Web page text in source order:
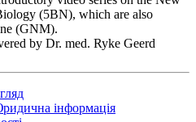
(5BN), which are also
(GNM).
by Dr. med. Ryke Geerd
інформація